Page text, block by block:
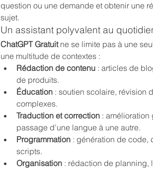
question ou une demande et obtenir une
sujet.
Un assistant polyvalent au
ChatGPT Gratuit ne se limite pas à une
une multitude de contextes :
Rédaction de contenu : articles de
de produits.
Éducation : soutien scolaire, révision
complexes.
Traduction et correction : amélioration
passage d’une langue à une autre.
Programmation : génération de code,
scripts.
Organisation : rédaction de planning,